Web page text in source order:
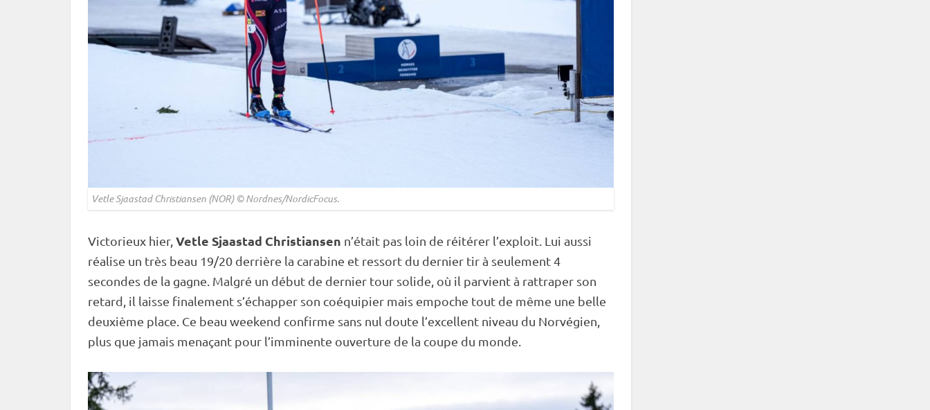
Vetle Sjaastad Christiansen (NOR) © Nordnes/NordicFocus.
Victorieux hier, Vetle Sjaastad Christiansen n’était pas loin de réitérer l’exploit. Lui aussi
réalise un très beau 19/20 derrière la carabine et ressort du dernier tir à seulement 4
secondes de la gagne. Malgré un début de dernier tour solide, où il parvient à rattraper son
retard, il laisse finalement s’échapper son coéquipier mais empoche tout de même une belle
deuxième place. Ce beau weekend confirme sans nul doute l’excellent niveau du Norvégien,
plus que jamais menaçant pour l’imminente ouverture de la coupe du monde